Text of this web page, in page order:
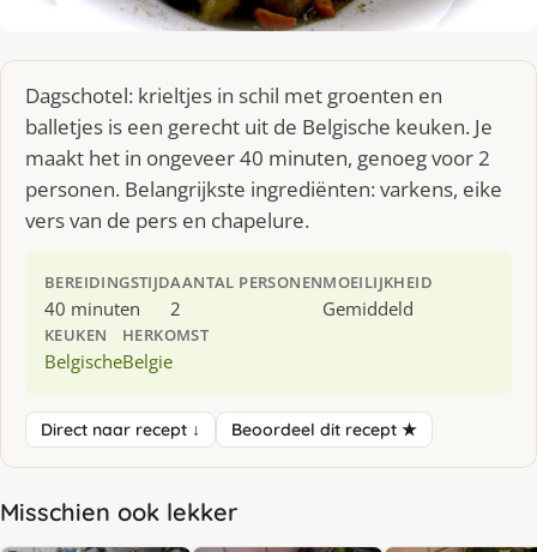
Dagschotel: krieltjes in schil met groenten en
balletjes is een gerecht uit de Belgische keuken. Je
maakt het in ongeveer 40 minuten, genoeg voor 2
personen. Belangrijkste ingrediënten: varkens, eike
vers van de pers en chapelure.
BEREIDINGSTIJD
40 minuten
AANTAL PERSONEN
2
MOEILIJKHEID
Gemiddeld
KEUKEN
Belgische
HERKOMST
Belgie
Direct naar recept ↓ Beoordeel dit recept ★
Misschien ook lekker